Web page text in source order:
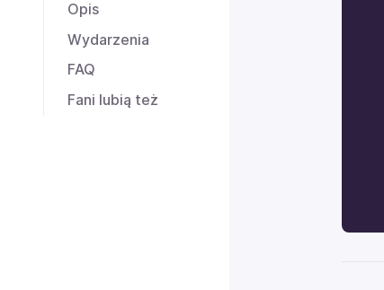
Opis
Wydarzenia
FAQ
Fani lubią też